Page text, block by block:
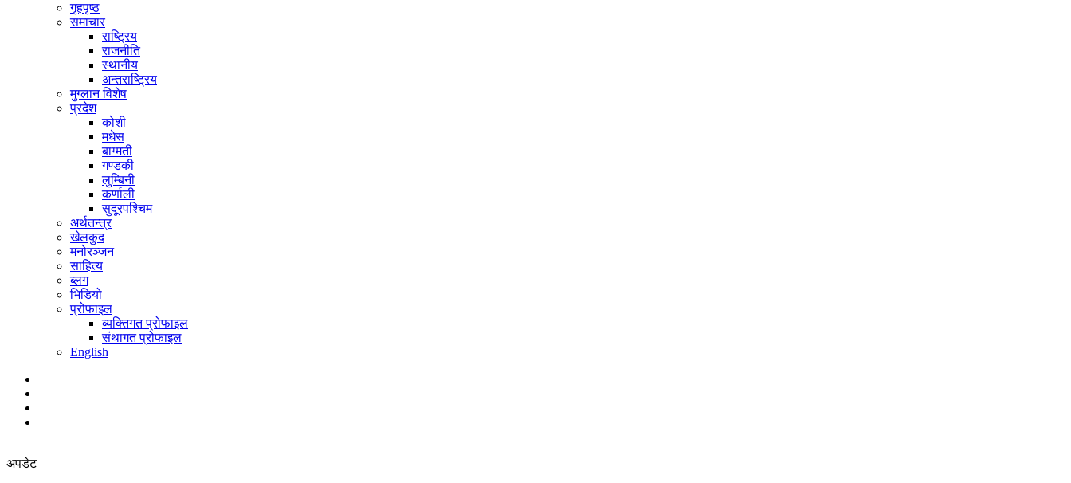
गृहपृष्ठ
समाचार
राष्ट्रिय
राजनीति
स्थानीय
अन्तराष्ट्रिय
मुग्लान विशेष
प्रदेश
कोशी
मधेस
बाग्मती
गण्डकी
लुम्बिनी
कर्णाली
सुदूरपश्चिम
अर्थतन्त्र
खेलकुद
मनोरञ्जन
साहित्य
ब्लग
भिडियो
प्रोफाइल
ब्यक्तिगत प्रोफाइल
संथागत प्रोफाइल
English
अपडेट